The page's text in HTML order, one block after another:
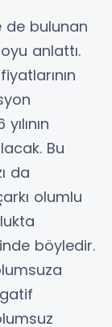
de bulunan
anlattı.
Bu
da
olumlu
böyledir.